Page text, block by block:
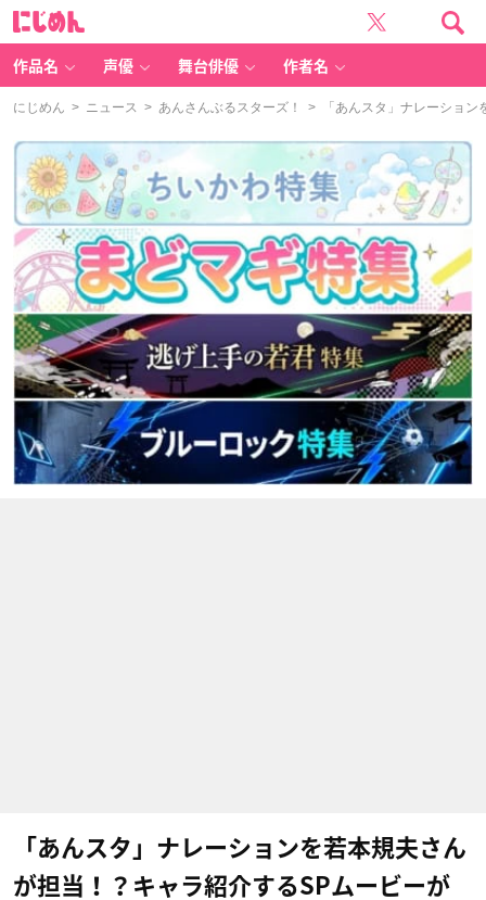
作品名 声優 舞台俳優 作者名
にじめん > ニュース > あんさんぶるスターズ！ > 「あんスタ」ナレーション
「あんスタ」ナレーションを若本規夫さん
が担当！？キャラ紹介するSPムービーが